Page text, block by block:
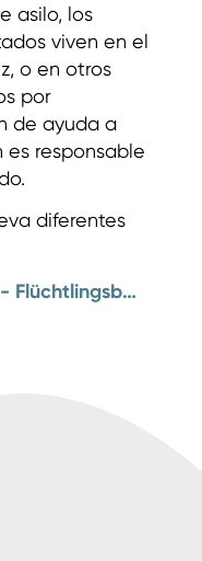
asilo, los
viven en el
o en otros
por
de ayuda a
responsable
diferentes
und Asylrecht